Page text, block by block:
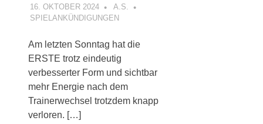
16. OKTOBER 2024
A.S.
SPIELANKÜNDIGUNGEN
Am letzten Sonntag hat die
ERSTE trotz eindeutig
verbesserter Form und sichtbar
mehr Energie nach dem
Trainerwechsel trotzdem knapp
verloren. […]